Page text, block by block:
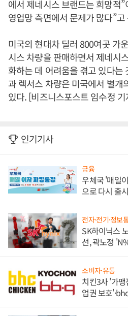
에서 제네시스 브랜드는 희망적
영업망 측면에서 문제가 많다”고
미국의 현대차 딜러 800여곳 가
시스 차량을 판매하면서 제네시
화하는 데 어려움을 겪고 있다는
과 렉서스 차량은 미국에서 별개
있다. [비즈니스포스트 임수정 기
인기기사
금융
우체국 '매일
으로 다시 출
전자·전기·정보
SK하이닉스
선, 곽노정
소비자·유통
치킨3사 '가맹
업권 보호